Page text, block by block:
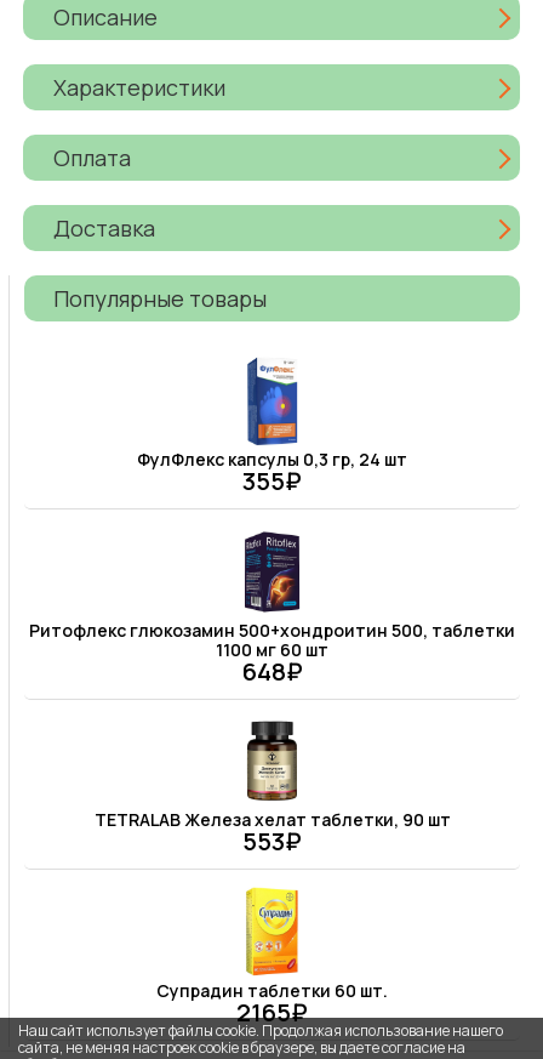
Описание
Характеристики
Оплата
Доставка
Популярные товары
ФулФлекс капсулы 0,3 гр, 24 шт
355₽
Ритофлекс глюкозамин 500+хондроитин 500, таблетки
1100 мг 60 шт
648₽
TETRALAB Железа хелат таблетки, 90 шт
553₽
Супрадин таблетки 60 шт.
2165₽
Наш сайт использует файлы cookie. Продолжая использование нашего
сайта, не меняя настроек cookie в браузере, вы даете согласие на